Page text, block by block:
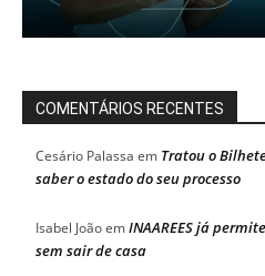
COMENTÁRIOS RECENTES
Cesário Palassa em Tratou o
saber o estado do seu processo
Isabel JoãoemINAAREES já
sem sair de casa